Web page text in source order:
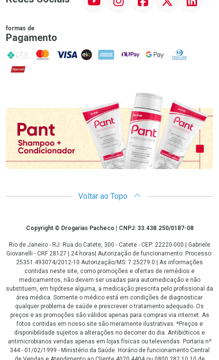
formas de
Pagamento
PIX MasterCard
VISA ELO AMEX NuPay Google PayDiners Club
Hipercard
Promoção em Destaque
Voltar ao Topo
CopyrightCopyright © Drogarias Pacheco | CNPJ: 33.438.250/0187-08
Rio de Janeiro - RJ: Rua do Catete, 300 - Catete - CEP: 22220-000 | Gabriele
Giovanelli - CRF 28127 | 24 horas| Autorização de funcionamento: Processo:
25351.493074/2012-10 Autorização/MS: 7.25279.0 | As informações
contidas neste site, como promoções e ofertas de remédios e
medicamentos, não devem ser usadas para automedicação e não
substituem, em hipótese alguma, a medicação prescrita pelo profissional da
área médica. Somente o médico está em condições de diagnosticar
qualquer problema de saúde e prescrever o tratamento adequado. Os
preços e as promoções são válidos apenas para compras via internet. As
fotos contidas em nosso site são meramente ilustrativas. *Preços e
disponibilidade sujeitos a alterações no decorrer do dia. Antibióticos e
antimicrobianos vendas apenas em lojas físicas ou televendas. Portaria nº
344 - 01/02/1999 - Ministério da Saúde. Horário de funcionamento Central